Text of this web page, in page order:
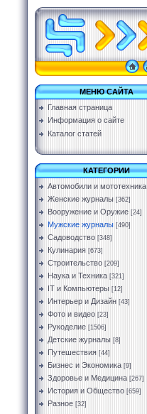
МЕНЮ САЙТА
Главная страница
Информация о сайте
Каталог статей
КАТЕГОРИИ
Автомобили и мототехника
Женские журналы [362]
Вооружение и Оружие [24]
Мужские журналы [490]
Садоводство [348]
Кулинария [673]
Строительство [209]
Наука и Техника [321]
IT и Компьютеры [12]
Интерьер и Дизайн [43]
Фото и видео [23]
Рукоделие [1506]
Детские журналы [8]
Путешествия [44]
Бизнес и Экономика [9]
Здоровье и Медицина [267]
История и Общество [659]
Разное [32]